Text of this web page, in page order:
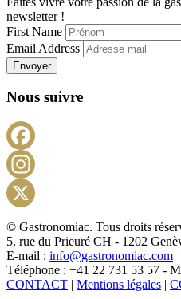
newsletter !
First Name
Email Address
Envoyer
Nous suivre
© Gastronomiac. Tous droits
5, rue du Prieuré CH - 1202
E-mail : info@gastronomiac.com
Téléphone : +41 22 731 53 57 -
CONTACT | Mentions légales |